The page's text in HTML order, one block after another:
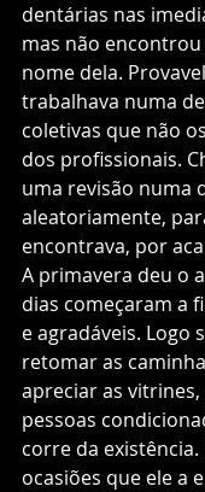
dentárias nas
mas não
nome dela.
trabalhava numa
coletivas que não
dos profissionais.
uma revisão numa
aleatoriamente,
encontrava, por
A primavera deu o
dias começaram a
e agradáveis. Logo
retomar as
apreciar as
pessoas
corre da existência.
ocasiões que ele a